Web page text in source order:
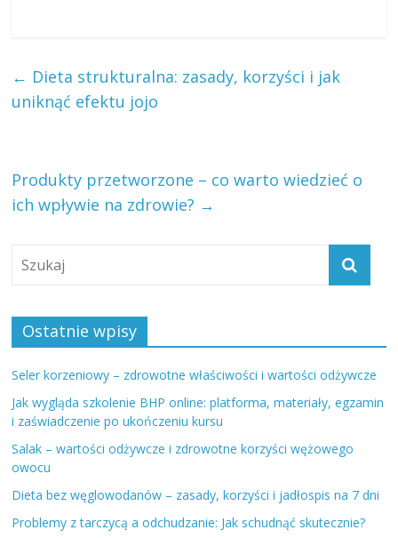
← Dieta strukturalna: zasady, korzyści i jak
uniknąć efektu jojo
Produkty przetworzone – co warto wiedzieć o
ich wpływie na zdrowie? →
Ostatnie wpisy
Seler korzeniowy – zdrowotne właściwości i wartości odżywcze
Jak wygląda szkolenie BHP online: platforma, materiały, egzamin
i zaświadczenie po ukończeniu kursu
Salak – wartości odżywcze i zdrowotne korzyści wężowego
owocu
Dieta bez węglowodanów – zasady, korzyści i jadłospis na 7 dni
Problemy z tarczycą a odchudzanie: Jak schudnąć skutecznie?